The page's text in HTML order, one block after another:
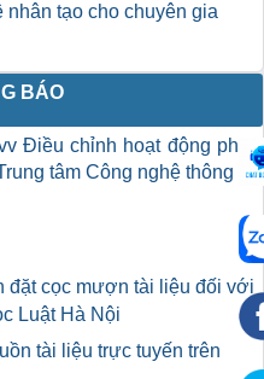
nhân tạo cho chuyên gia
BÁO
Điều chỉnh hoạt động phục
tâm Công nghệ thông tin
đặt cọc mượn tài liệu đối với
Luật Hà Nội
tài liệu trực tuyến trên